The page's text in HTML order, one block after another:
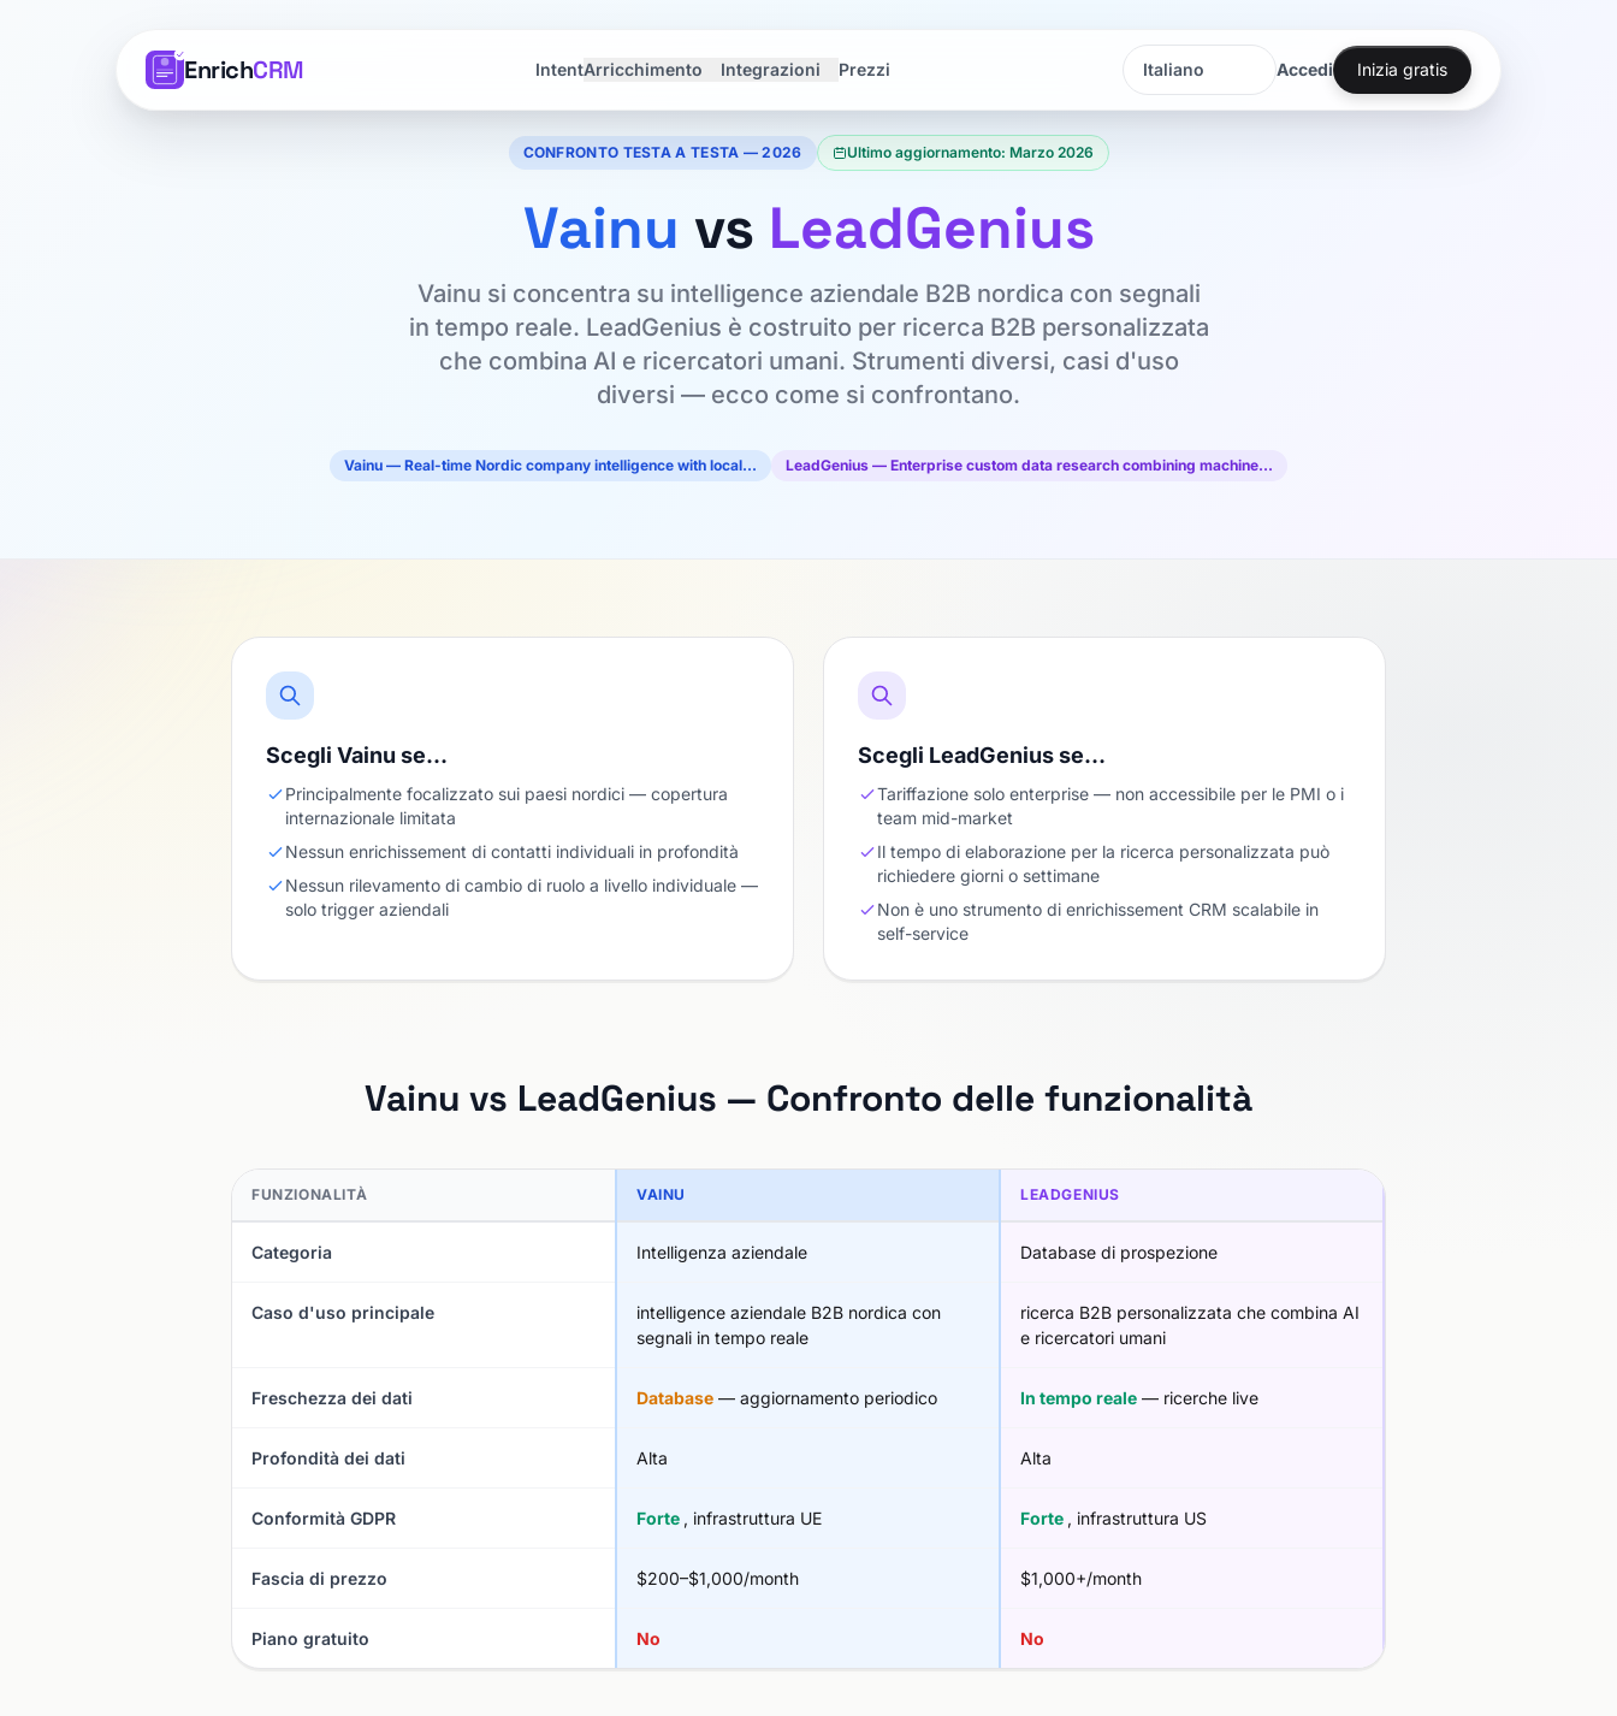
EnrichCRM IntentArricchimento Integrazioni Prezzi
Lingua
Lingua
Accedi Inizia gratis
CONFRONTO TESTA A TESTA — 2026 Ultimo aggiornamento: Marzo 2026
Vainu vs LeadGenius
Vainu si concentra su intelligence aziendale B2B nordica con segnali
in tempo reale. LeadGenius è costruito per ricerca B2B personalizzata
che combina AI e ricercatori umani. Strumenti diversi, casi d'uso
diversi — ecco come si confrontano.
Vainu — Real-time Nordic company intelligence with local… LeadGenius — Enterprise custom data research combining machine…
Scegli Vainu se…
Principalmente focalizzato sui paesi nordici — copertura
internazionale limitata
Nessun enrichissement di contatti individuali in profondità
Nessun rilevamento di cambio di ruolo a livello individuale —
solo trigger aziendali
Scegli LeadGenius se…
Tariffazione solo enterprise — non accessibile per le PMI o i
team mid-market
Il tempo di elaborazione per la ricerca personalizzata può
richiedere giorni o settimane
Non è uno strumento di enrichissement CRM scalabile in
self-service
Vainu vs LeadGenius — Confronto delle funzionalità
FUNZIONALITÀ VAINU LEADGENIUS
Categoria Intelligenza aziendale Database di prospezione
Caso d'uso principale
intelligence aziendale B2B nordica con
segnali in tempo reale
ricerca B2B personalizzata che combina AI
e ricercatori umani
Freschezza dei dati Database — aggiornamento periodico In tempo reale — ricerche live
Profondità dei dati Alta Alta
Conformità GDPR Forte , infrastruttura UE Forte , infrastruttura US
Fascia di prezzo $200–$1,000/month $1,000+/month
Piano gratuito No No